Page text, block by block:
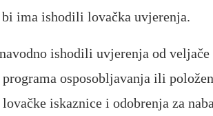
ima ishodili lovačka uvjerenja.
ishodili uvjerenja od veljače
osposobljavanja ili
iskaznice i odobrenja za